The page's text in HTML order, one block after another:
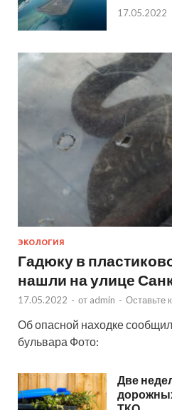
17.05.2022
ЭКОЛОГИЯ
Гадюку в
нашли на улице
17.05.2022 - от admin - Оставьте
Об опасной находке
бульвара Фото:
Две